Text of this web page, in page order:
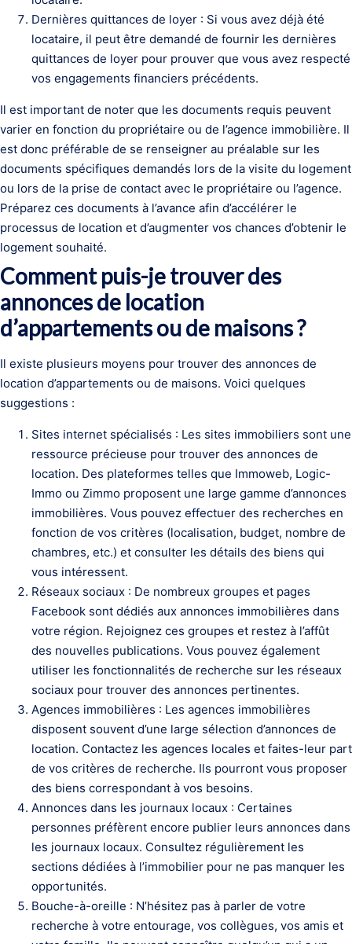
Dernières quittances de loyer : Si vous avez déjà été
locataire, il peut être demandé de fournir les dernières
quittances de loyer pour prouver que vous avez respecté
vos engagements financiers précédents.
Il est important de noter que les documents requis peuvent
varier en fonction du propriétaire ou de l’agence immobilière. Il
est donc préférable de se renseigner au préalable sur les
documents spécifiques demandés lors de la visite du logement
ou lors de la prise de contact avec le propriétaire ou l’agence.
Préparez ces documents à l’avance afin d’accélérer le
processus de location et d’augmenter vos chances d’obtenir le
logement souhaité.
Comment puis-je trouver des
annonces de location
d’appartements ou de maisons ?
Il existe plusieurs moyens pour trouver des annonces de
location d’appartements ou de maisons. Voici quelques
suggestions :
Sites internet spécialisés : Les sites immobiliers sont une
ressource précieuse pour trouver des annonces de
location. Des plateformes telles que Immoweb, Logic-
Immo ou Zimmo proposent une large gamme d’annonces
immobilières. Vous pouvez effectuer des recherches en
fonction de vos critères (localisation, budget, nombre de
chambres, etc.) et consulter les détails des biens qui
vous intéressent.
Réseaux sociaux : De nombreux groupes et pages
Facebook sont dédiés aux annonces immobilières dans
votre région. Rejoignez ces groupes et restez à l’affût
des nouvelles publications. Vous pouvez également
utiliser les fonctionnalités de recherche sur les réseaux
sociaux pour trouver des annonces pertinentes.
Agences immobilières : Les agences immobilières
disposent souvent d’une large sélection d’annonces de
location. Contactez les agences locales et faites-leur part
de vos critères de recherche. Ils pourront vous proposer
des biens correspondant à vos besoins.
Annonces dans les journaux locaux : Certaines
personnes préfèrent encore publier leurs annonces dans
les journaux locaux. Consultez régulièrement les
sections dédiées à l’immobilier pour ne pas manquer les
opportunités.
Bouche-à-oreille : N’hésitez pas à parler de votre
recherche à votre entourage, vos collègues, vos amis et